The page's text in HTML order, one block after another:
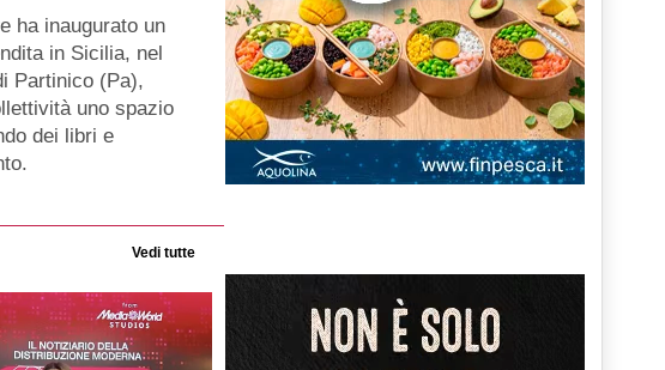
ha inaugurato un
in Sicilia, nel
Partinico (Pa),
uno spazio
dei libri e
Vedi tutte